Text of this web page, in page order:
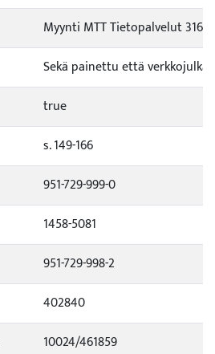
Myynti MTT Tietopalvelut
Sekä painettu että
true
s. 149-166
951-729-999-0
1458-5081
951-729-998-2
402840
10024/461859